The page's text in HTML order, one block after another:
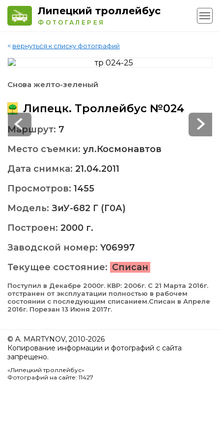
Липецкий троллейбус
ФОТОГАЛЕРЕЯ
< вернуться к списку фотографий
Снова желто-зеленый
Липецк. Троллейбус №024
Маршрут: 7
Место съемки: ул.Космонавтов
Дата снимка: 21.04.2011
Просмотров: 1455
Модель: ЗиУ-682 Г (Г0А)
Построен: 2000 г.
Заводской номер: Y06997
Текущее состояние: Списан
Поступил в Декабре 2000г. КВР: 2006г. С 21 Марта 2016г.
отстранен от эксплуатации полностью в рабочем
состоянии с последующим списанием.Списан в Апреле
2016г. Порезан 13 Июня 2017г.
© A. MARTYNOV, 2010-2026
Копирование информации и фотографий с сайта
запрещено.
«Липецкий троллейбус»
Фотографий на сайте: 11427